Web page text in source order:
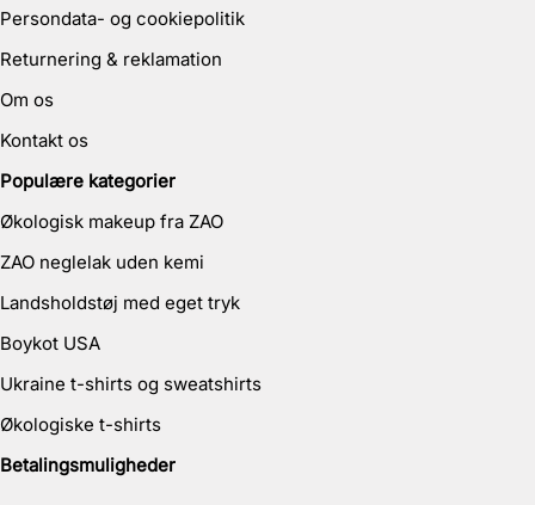
Persondata- og cookiepolitik
Returnering & reklamation
Om os
Kontakt os
Populære kategorier
Økologisk makeup fra ZAO
ZAO neglelak uden kemi
Landsholdstøj med eget tryk
Boykot USA
Ukraine t-shirts og sweatshirts
Økologiske t-shirts
Betalingsmuligheder